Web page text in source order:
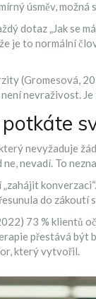
úsměv, možná
dotaz „Jak se
je to normální
(Gromesová,
nevraživost.
nevyžaduje
nevadí. To
do zákoutí
) 73 % klientů
přestává být
který vytvořil.